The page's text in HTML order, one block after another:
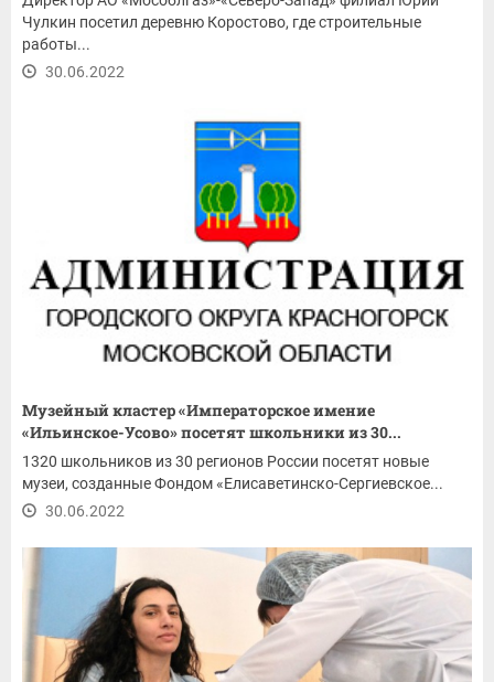
Чулкин посетил деревню Коростово, где строительные
работы...
30.06.2022
Музейный кластер «Императорское имение
«Ильинское-Усово» посетят школьники из 30...
1320 школьников из 30 регионов России посетят новые
музеи, созданные Фондом «Елисаветинско-Сергиевское...
30.06.2022